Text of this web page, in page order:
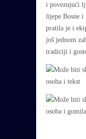
i povezujući
lijepe Bosne i
pratila je i
još jednom
tradiciji i